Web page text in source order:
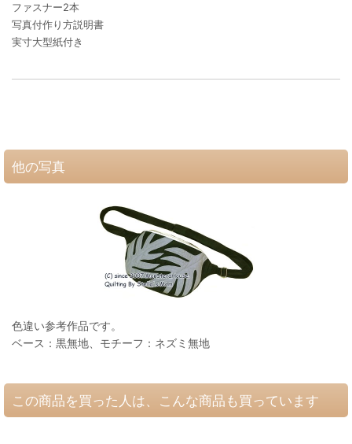
ファスナー2本
写真付作り方説明書
実寸大型紙付き
他の写真
色違い参考作品です。
ベース：黒無地、モチーフ：ネズミ無地
この商品を買った人は、こんな商品も買っています